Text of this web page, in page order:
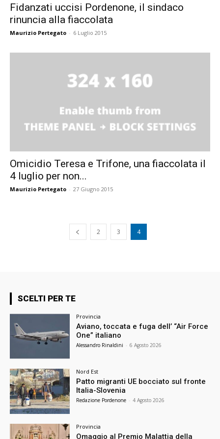
Fidanzati uccisi Pordenone, il sindaco
rinuncia alla fiaccolata
Maurizio Pertegato - 6 Luglio 2015
Omicidio Teresa e Trifone, una fiaccolata il
4 luglio per non...
Maurizio Pertegato - 27 Giugno 2015
2 3 4
SCELTI PER TE
Provincia
Aviano, toccata e fuga dell’ “Air Force
One” italiano
Alessandro Rinaldini - 6 Agosto 2026
Nord Est
Patto migranti UE bocciato sul fronte
Italia-Slovenia
Redazione Pordenone - 4 Agosto 2026
Provincia
Omaggio al Premio Malattia della